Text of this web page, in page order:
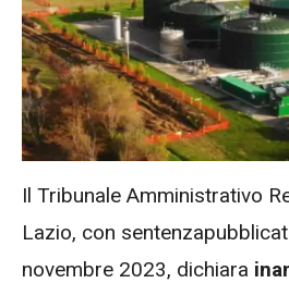
Il Tribunale Amministrativo
Lazio, con
novembre 2023, dichiara